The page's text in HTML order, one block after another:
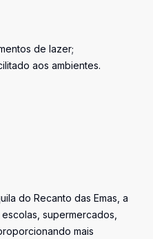
de lazer;
aos ambientes.
do Recanto das Emas, a
supermercados,
mais